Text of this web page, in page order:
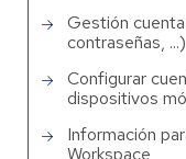
Gestión
contraseñas, ...)
Configurar
dispositivos
Información
Workspace